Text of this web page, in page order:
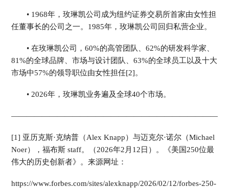
• 1968年，玫琳凯公司成为纽约证券交易所首家由女性担
任董事长的公司之一。1985年，玫琳凯公司回归私营企业。
• 在玫琳凯公司，60%的高管团队、62%的研发科学家、
81%的全球品牌、市场与设计团队、63%的全球员工以及十大
市场中57%的领导职位由女性担任[2]。
• 2026年，玫琳凯业务遍及全球40个市场。
[1] 亚历克斯·克纳普（Alex Knapp）与迈克尔·诺尔（Michael
Noer），福布斯 staff。（2026年2月12日）。《美国250位最
伟大的历史创新者》。来源网址：
https://www.forbes.com/sites/alexknapp/2026/02/12/forbes-250-